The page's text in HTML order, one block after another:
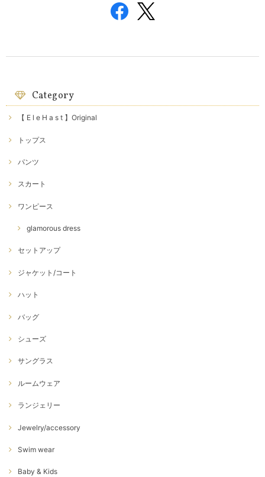
Category
【 E l e H a s t 】Original
トップス
パンツ
スカート
ワンピース
glamorous dress
セットアップ
ジャケット/コート
ハット
バッグ
シューズ
サングラス
ルームウェア
ランジェリー
Jewelry/accessory
Swim wear
Baby & Kids